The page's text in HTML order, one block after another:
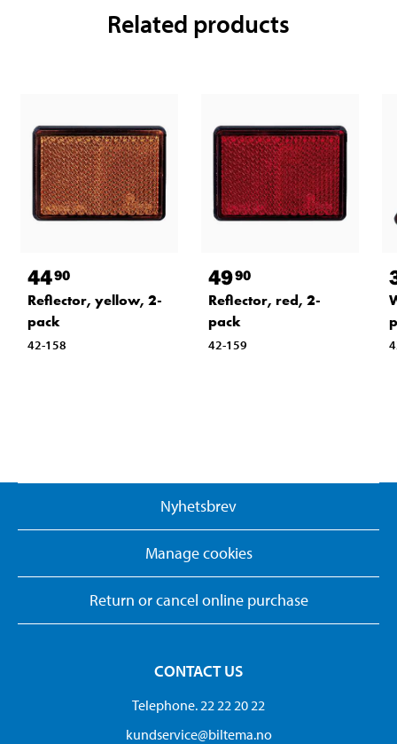
Related products
4490
Reflector, yellow, 2-
pack
42-158
4990
Reflector, red, 2-
pack
42-159
Nyhetsbrev
Manage cookies
Return or cancel online purchase
CONTACT US
Telephone. 22 22 20 22
kundservice@biltema.no